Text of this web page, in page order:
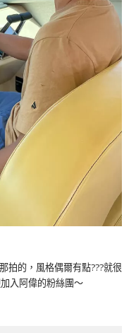
拍的，風格偶爾有點???就很
入阿偉的粉絲團～